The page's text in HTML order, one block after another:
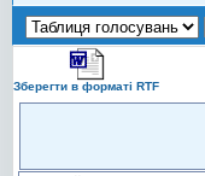
Зберегти в форматі RTF